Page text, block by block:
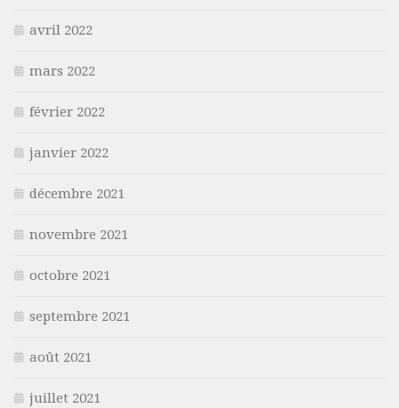
avril 2022
mars 2022
février 2022
janvier 2022
décembre 2021
novembre 2021
octobre 2021
septembre 2021
août 2021
juillet 2021